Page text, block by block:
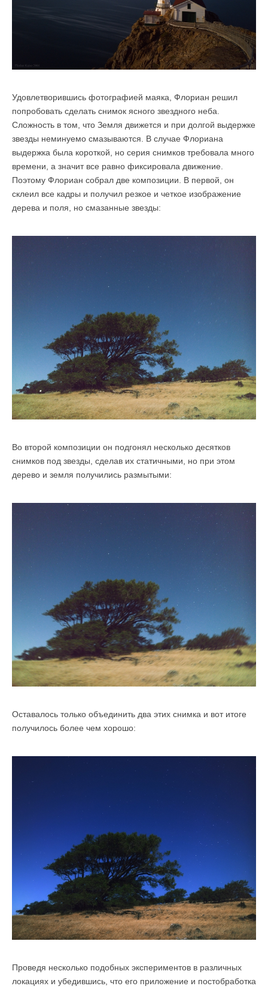
Удовлетворившись фотографией маяка, Флориан решил
попробовать сделать снимок ясного звездного неба.
Сложность в том, что Земля движется и при долгой выдержке
звезды неминуемо смазываются. В случае Флориана
выдержка была короткой, но серия снимков требовала много
времени, а значит все равно фиксировала движение.
Поэтому Флориан собрал две композиции. В первой, он
склеил все кадры и получил резкое и четкое изображение
дерева и поля, но смазанные звезды:
Во второй композиции он подгонял несколько десятков
снимков под звезды, сделав их статичными, но при этом
дерево и земля получились размытыми:
Оставалось только объединить два этих снимка и вот итоге
получилось более чем хорошо:
Проведя несколько подобных экспериментов в различных
локациях и убедившись, что его приложение и постобработка